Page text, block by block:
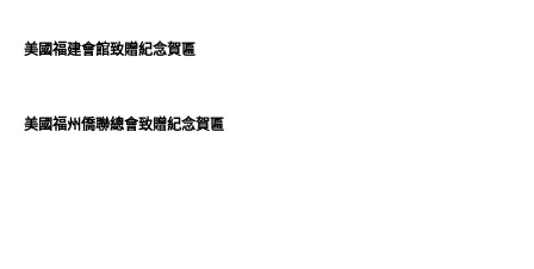
美國福建會館致贈紀念賀匾
美國福州僑聯總會致贈紀念賀匾